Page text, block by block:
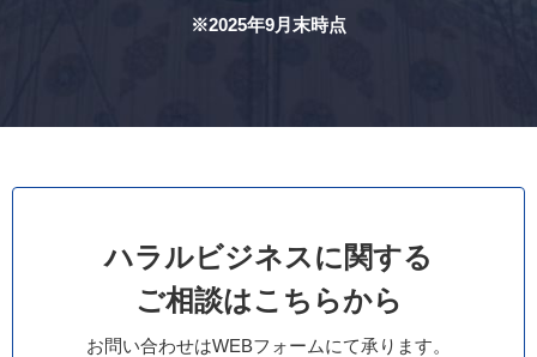
※2025年9月末時点
ハラルビジネスに関する
ご相談はこちらから
お問い合わせはWEBフォームにて承ります。